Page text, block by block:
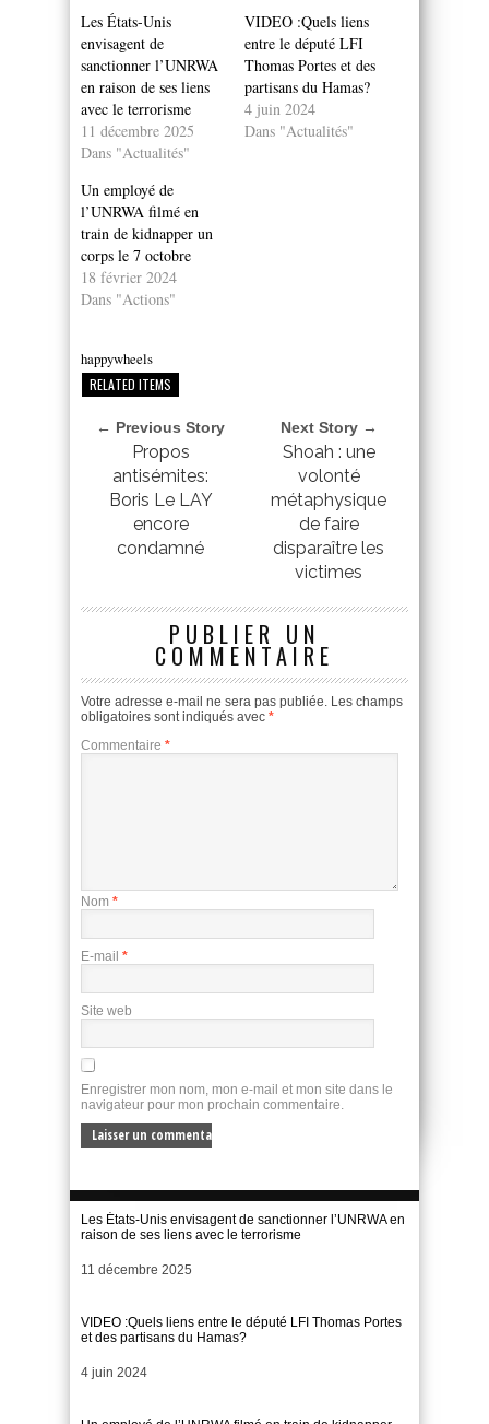
Les États-Unis
envisagent de
sanctionner l’UNRWA
en raison de ses liens
avec le terrorisme
11 décembre 2025
Dans "Actualités"
VIDEO :Quels liens
entre le député LFI
Thomas Portes et des
partisans du Hamas?
4 juin 2024
Dans "Actualités"
Un employé de
l’UNRWA filmé en
train de kidnapper un
corps le 7 octobre
18 février 2024
Dans "Actions"
happywheels
RELATED ITEMS
← Previous Story
Propos
antisémites:
Boris Le LAY
encore
condamné
Next Story →
Shoah : une
volonté
métaphysique
de faire
disparaître les
victimes
PUBLIER UN
COMMENTAIRE
Votre adresse e-mail ne sera pas publiée. Les champs
obligatoires sont indiqués avec *
Commentaire *
Nom *
E-mail *
Site web
Enregistrer mon nom, mon e-mail et mon site dans le
navigateur pour mon prochain commentaire.
Les États-Unis envisagent de sanctionner l’UNRWA en
raison de ses liens avec le terrorisme
Date
11 décembre 2025
VIDEO :Quels liens entre le député LFI Thomas Portes
et des partisans du Hamas?
Date
4 juin 2024